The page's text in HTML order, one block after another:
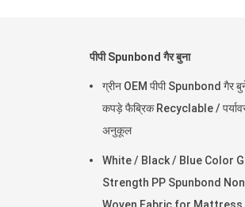
पीपी Spunbond गैर बुना
ग्रीन OEM पीपी Spunbond गैर
कपड़े फैब्रिक Recyclable /
अनुकूल
White / Black / Blue Color
Strength PP Spunbond Non
Woven Fabric for Mattress